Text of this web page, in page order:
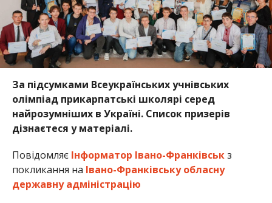
За підсумками Всеукраїнських учнівських
олімпіад прикарпатські школярі серед
найрозумніших в Україні. Список призерів
дізнаєтеся у матеріалі.
Повідомляє Інформатор Івано-Франківськз
покликання на Івано-Франківську обласну
державну адміністрацію